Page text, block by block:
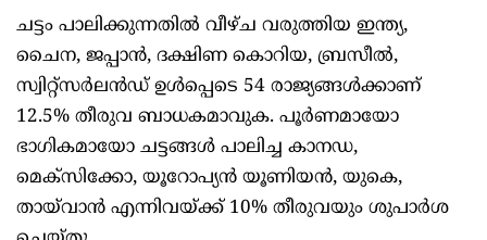
ചട്ടം പാലിക്കുന്നതിൽ വീഴ്ച വരുത്തിയ ഇന്ത്യ,
ചൈന, ജപ്പാൻ, ദക്ഷിണ കൊറിയ, ബ്രസീൽ,
സ്വിറ്റ്സർലൻഡ് ഉൾപ്പെടെ 54 രാജ്യങ്ങൾക്കാണ്
12.5% തീരുവ ബാധകമാവുക. പൂർണമായോ
ഭാഗികമായോ ചട്ടങ്ങൾ പാലിച്ച കാനഡ,
മെക്സിക്കോ, യൂറോപ്യൻ യൂണിയൻ, യുകെ,
തായ്‍വാൻ എന്നിവയ്ക്ക് 10% തീരുവയും ശുപാർശ